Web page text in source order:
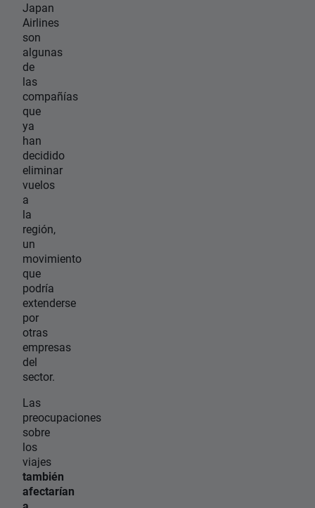
Japan
Airlines
son
algunas
de
las
compañías
que
ya
han
decidido
eliminar
vuelos
a
la
región,
un
movimiento
que
podría
extenderse
por
otras
empresas
del
sector.
Las
preocupaciones
sobre
los
viajes
también
afectarían